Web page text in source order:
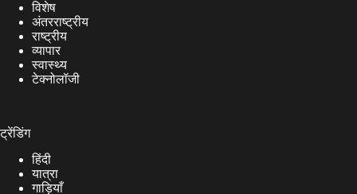
विशेष
अंतरराष्ट्रीय
राष्ट्रीय
व्यापार
स्वास्थ्य
टेक्नोलॉजी
ट्रेंडिंग
हिंदी
यात्रा
गाड़ियाँ